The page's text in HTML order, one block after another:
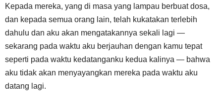
Kepada mereka, yang di masa yang lampau berbuat dosa,
dan kepada semua orang lain, telah kukatakan terlebih
dahulu dan aku akan mengatakannya sekali lagi —
sekarang pada waktu aku berjauhan dengan kamu tepat
seperti pada waktu kedatanganku kedua kalinya — bahwa
aku tidak akan menyayangkan mereka pada waktu aku
datang lagi.